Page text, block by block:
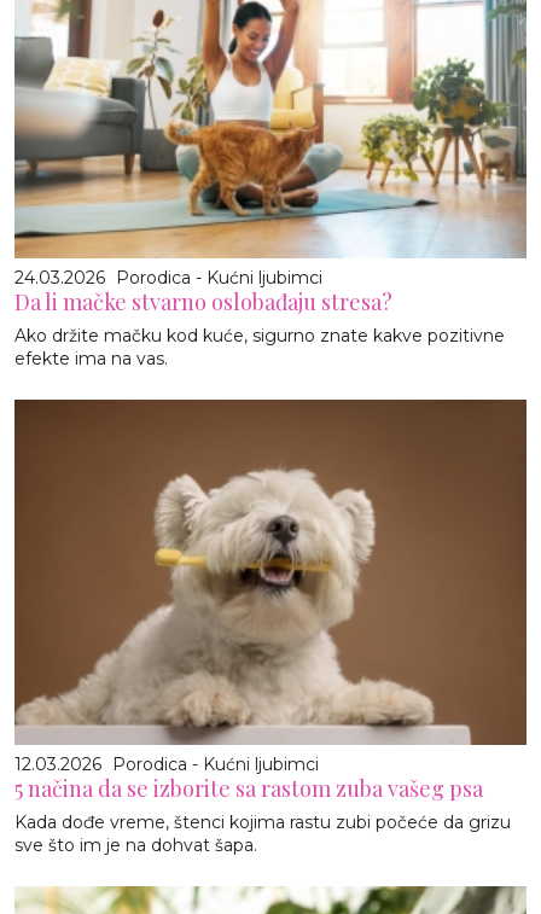
24.03.2026 Porodica - Kućni ljubimci
Da li mačke stvarno oslobađaju stresa?
Ako držite mačku kod kuće, sigurno znate kakve pozitivne
efekte ima na vas.
12.03.2026 Porodica - Kućni ljubimci
5 načina da se izborite sa rastom zuba vašeg psa
Kada dođe vreme, štenci kojima rastu zubi počeće da grizu
sve što im je na dohvat šapa.